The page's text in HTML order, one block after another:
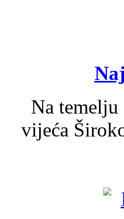
Na
vijeća